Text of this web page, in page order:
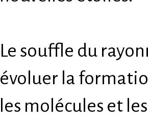
Le souffle du
évoluer la
les molécules et